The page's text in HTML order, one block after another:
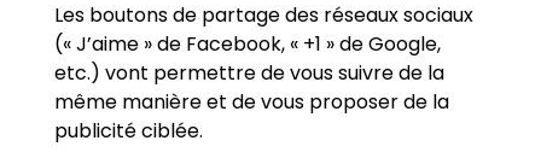
Les boutons de partage des réseaux sociaux
(« J’aime » de Facebook, « +1 » de Google,
etc.) vont permettre de vous suivre de la
même manière et de vous proposer de la
publicité ciblée.